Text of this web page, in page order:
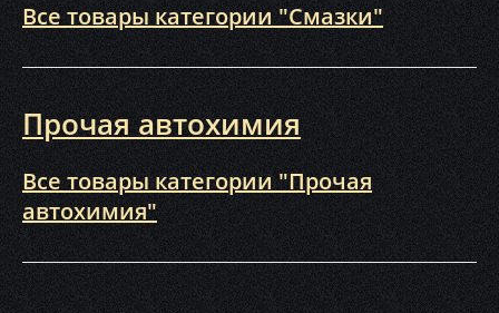
Все товары категории "Смазки"
Прочая автохимия
Все товары категории "Прочая
автохимия"